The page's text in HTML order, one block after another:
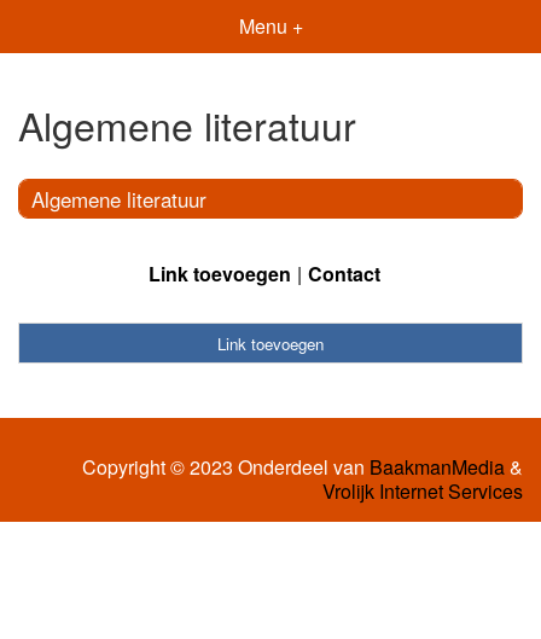
Menu +
Algemene literatuur
Algemene literatuur
Link toevoegen Contact
Link toevoegen
Copyright © 2023 Onderdeel van BaakmanMedia&
Vrolijk Internet Services